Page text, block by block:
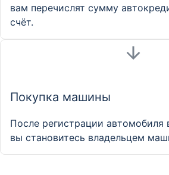
вам перечислят сумму
счёт.
Покупка машины
После регистрации автомобиля
вы становитесь владельцем